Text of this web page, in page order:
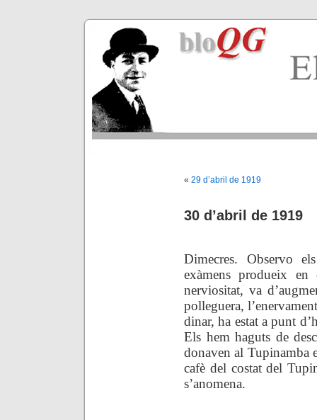
« 29 d’abril de 1919
30 d’abril de 1919
Dimecres. Observo
exàmens produeix
nerviositat, va
polleguera,
dinar, ha estat a punt
Els hem haguts de
donaven al Tupinamba
cafè del costat del
s’anomena.